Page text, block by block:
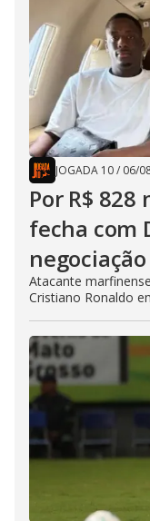
JOGADA 10/ 06/
Por R$
fecha com
Atacante
Cristiano Ronaldo